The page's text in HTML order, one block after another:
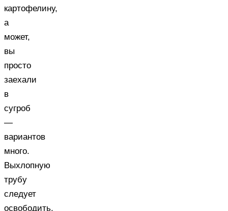
картофелину,
а
может,
вы
просто
заехали
в
сугроб
—
вариантов
много.
Выхлопную
трубу
следует
освободить.